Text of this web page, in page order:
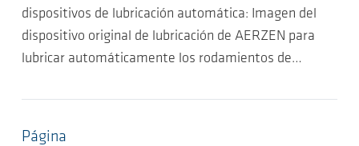
dispositivos de lubricación automática: Imagen del
dispositivo original de lubricación de AERZEN para
lubricar automáticamente los rodamientos de…
Página